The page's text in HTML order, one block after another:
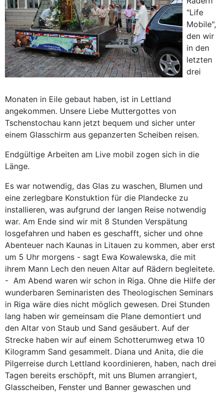
"Life
Mobile",
den wir
in den
letzten
drei
Monaten in Eile gebaut haben, ist in Lettland
angekommen. Unsere Liebe Muttergottes von
Tschenstochau kann jetzt bequem und sicher unter
einem Glasschirm aus gepanzerten Scheiben reisen.
Endgültige Arbeiten am Live mobil zogen sich in die
Länge.
Es war notwendig, das Glas zu waschen, Blumen und
eine zerlegbare Konstuktion für die Plandecke zu
installieren, was aufgrund der langen Reise notwendig
war. Am Ende sind wir mit 8 Stunden Verspätung
losgefahren und haben es geschafft, sicher und ohne
Abenteuer nach Kaunas in Litauen zu kommen, aber erst
um 5 Uhr morgens - sagt Ewa Kowalewska, die mit
ihrem Mann Lech den neuen Altar auf Rädern begleitete.
- Am Abend waren wir schon in Riga. Ohne die Hilfe der
wunderbaren Seminaristen des Theologischen Seminars
in Riga wäre dies nicht möglich gewesen. Drei Stunden
lang haben wir gemeinsam die Plane demontiert und
den Altar von Staub und Sand gesäubert. Auf der
Strecke haben wir auf einem Schotterumweg etwa 10
Kilogramm Sand gesammelt. Diana und Anita, die die
Pilgerreise durch Lettland koordinieren, haben, nach drei
Tagen bereits erschöpft, mit uns Blumen arrangiert,
Glasscheiben, Fenster und Banner gewaschen und